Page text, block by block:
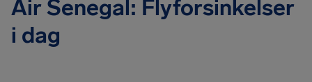
Air Senegal: Flyforsinkelser
i dag